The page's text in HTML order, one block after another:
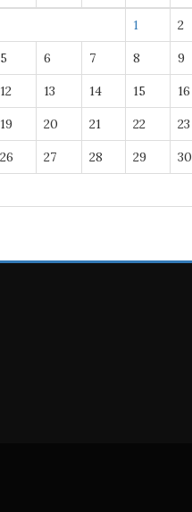
1 2
5 6 7 8 9
12 13 14 15 16
19 20 21 22 23
26 27 28 29 30